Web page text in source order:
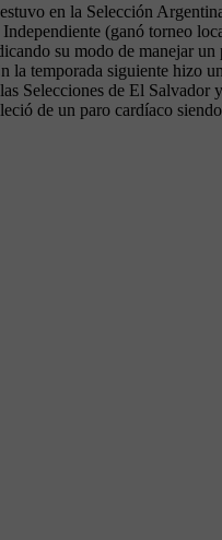
en la Selección
(ganó torneo
su modo de manejar
temporada siguiente hizo
de El Salvador
de un paro cardíaco